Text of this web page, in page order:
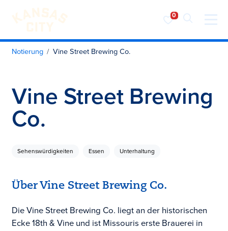
Besuchen Sie KC
Zum Inhalt springen
Notierung Vine Street Brewing Co.
Vine Street Brewing
Co.
Sehenswürdigkeiten Essen Unterhaltung
Über Vine Street Brewing Co.
Die Vine Street Brewing Co. liegt an der historischen
Ecke 18th & Vine und ist Missouris erste Brauerei in